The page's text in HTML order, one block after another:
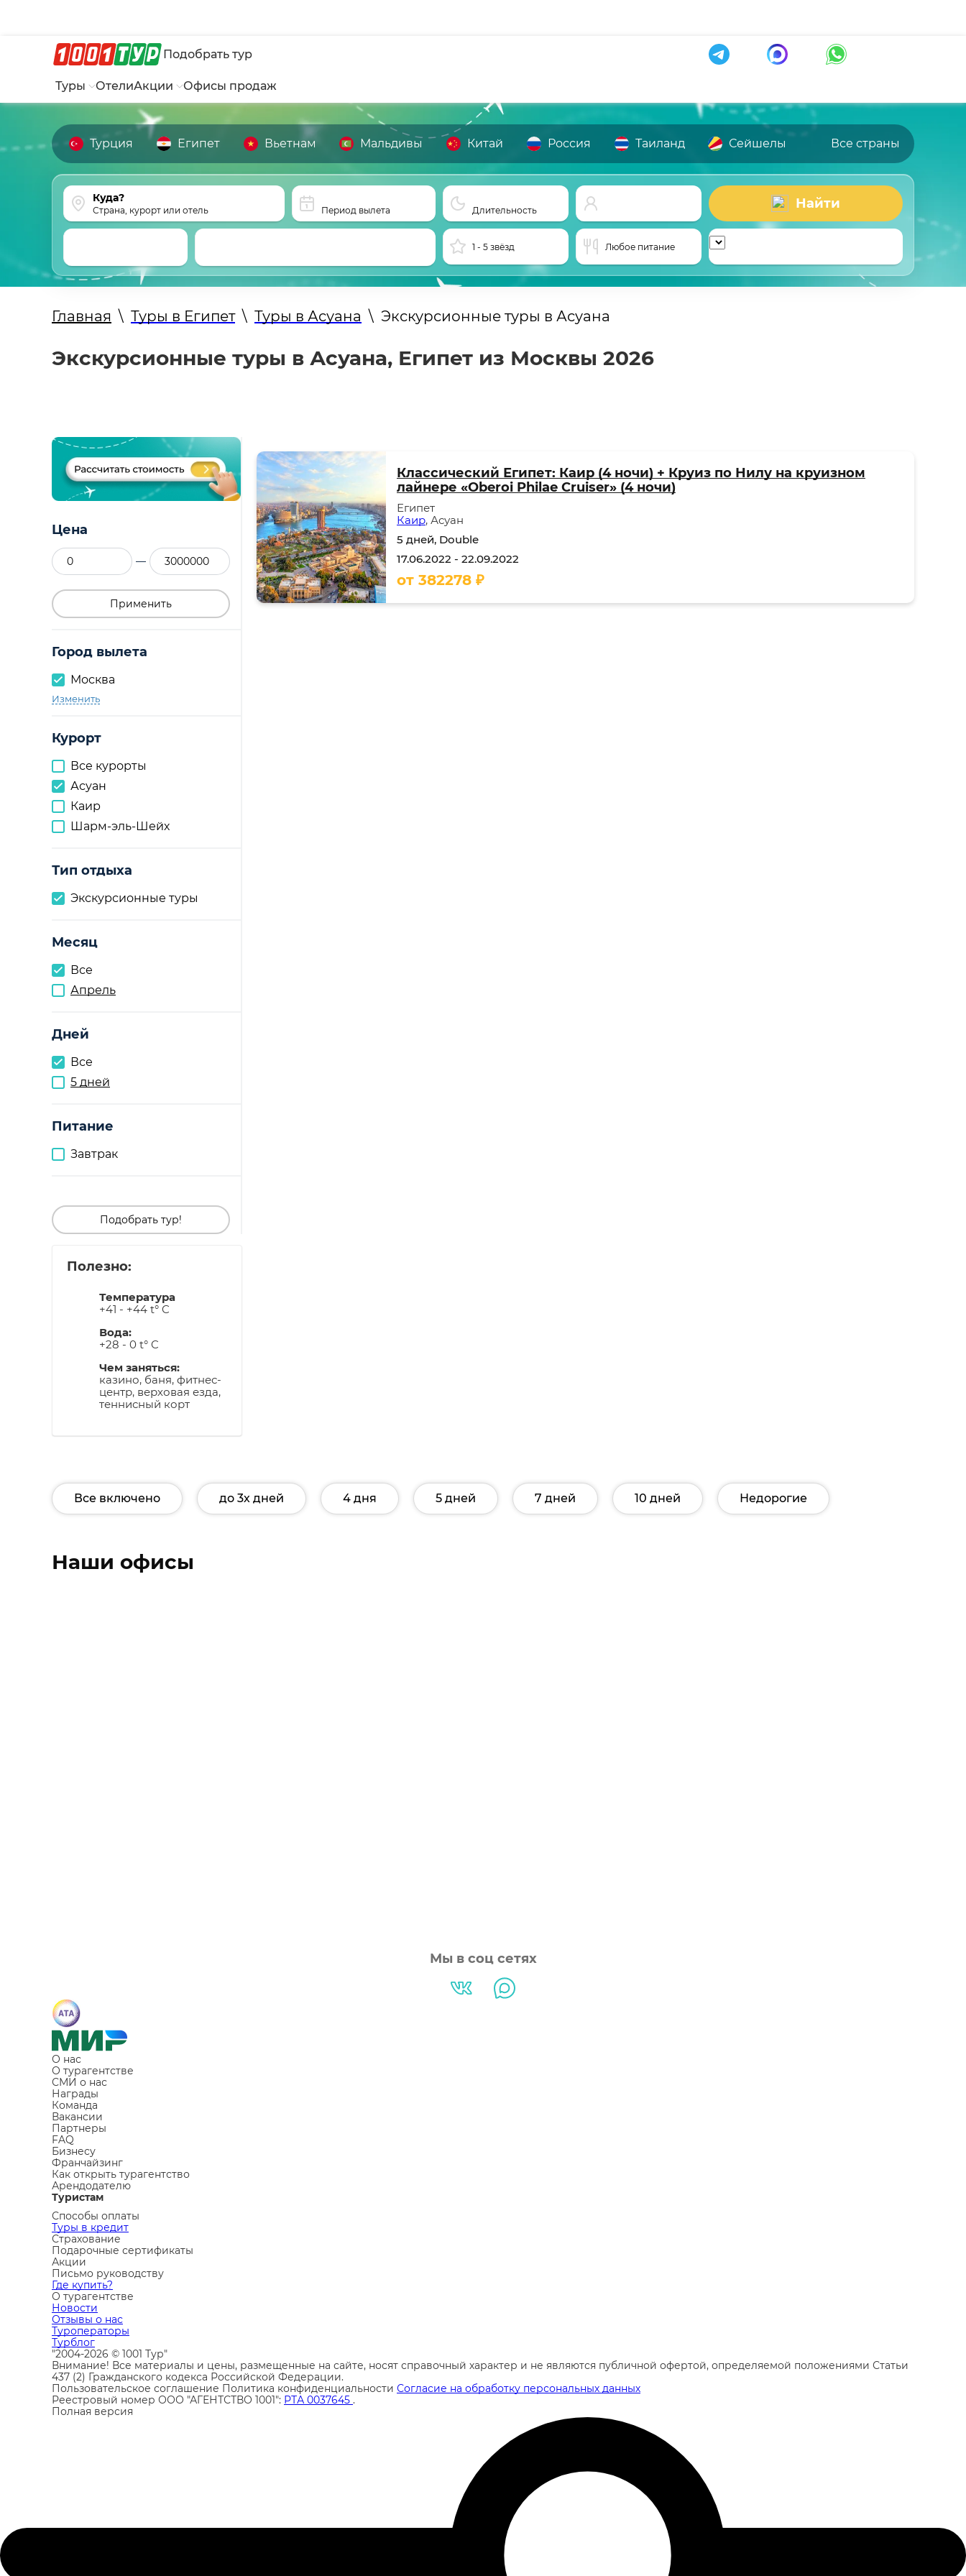
Подобрать тур
Туры ОтелиАкции Офисы продаж
Турция Египет Вьетнам Мальдивы Китай Россия Таиланд Сейшелы Все страны
Страна, курорт или отель Период вылета Длительность Найти
1 - 5 звёзд Любое питание
Главная \ Туры в Египет \ Туры в Асуана \ Экскурсионные туры в Асуана
Экскурсионные туры в Асуана, Египет из Москвы 2026
Цена
—
Применить
Город вылета
Москва
Изменить
Курорт
Все курорты
Асуан
Каир
Шарм-эль-Шейх
Тип отдыха
Экскурсионные туры
Месяц
Все
Апрель
Дней
Все
5 дней
Питание
Завтрак
Подобрать тур!
Полезно:
Температура
+41 - +44 t° C
Вода:
+28 - 0 t° C
Чем заняться:
казино, баня, фитнес-
центр, верховая езда,
теннисный корт
Классический Египет: Каир (4 ночи) + Круиз по Нилу на круизном
лайнере «Oberoi Philae Cruiser» (4 ночи)
Египет
Каир, Асуан
5 дней, Double
17.06.2022 - 22.09.2022
от 382278 ₽
Все включено до 3х дней 4 дня 5 дней 7 дней 10 дней Недорогие
Наши офисы
Мы в соц сетях
О нас
О турагентстве
СМИ о нас
Награды
Команда
Вакансии
Партнеры
FAQ
Бизнесу
Франчайзинг
Как открыть турагентство
Арендодателю
Туристам
Способы оплаты
Туры в кредит
Страхование
Подарочные сертификаты
Акции
Письмо руководству
Где купить?
О турагентстве
Новости
Отзывы о нас
Туроператоры
Турблог
"2004-2026 © 1001 Тур"
Внимание! Все материалы и цены, размещенные на сайте, носят справочный характер и не являются публичной офертой, определяемой положениями Статьи
437 (2) Гражданского кодекса Российской Федерации.
Пользовательское соглашение Политика конфиденциальности Согласие на обработку персональных данных
Реестровый номер ООО "АГЕНТСТВО 1001": РТА 0037645 .
Полная версия